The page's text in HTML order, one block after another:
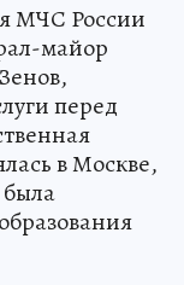
МЧС России
майор
перед
в Москве,